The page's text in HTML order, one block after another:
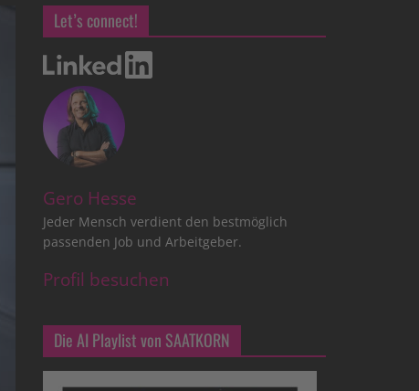
Let’s connect!
Gero Hesse
Jeder Mensch verdient den bestmöglich
passenden Job und Arbeitgeber.
Profil besuchen
Die AI Playlist von SAATKORN